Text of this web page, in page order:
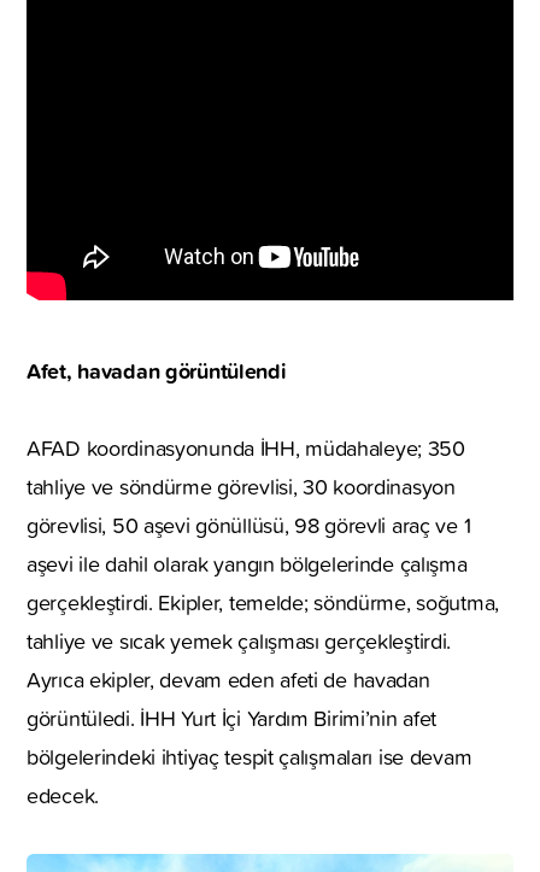
Afet, havadan görüntülendi
AFAD koordinasyonunda İHH, müdahaleye; 350
tahliye ve söndürme görevlisi, 30 koordinasyon
görevlisi, 50 aşevi gönüllüsü, 98 görevli araç ve 1
aşevi ile dahil olarak yangın bölgelerinde çalışma
gerçekleştirdi. Ekipler, temelde; söndürme, soğutma,
tahliye ve sıcak yemek çalışması gerçekleştirdi.
Ayrıca ekipler, devam eden afeti de havadan
görüntüledi. İHH Yurt İçi Yardım Birimi’nin afet
bölgelerindeki ihtiyaç tespit çalışmaları ise devam
edecek.